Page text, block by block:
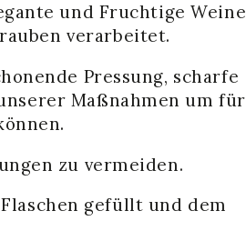
und Fruchtige Weine
verarbeitet.
Pressung, scharfe
Maßnahmen um für
zu vermeiden.
gefüllt und dem